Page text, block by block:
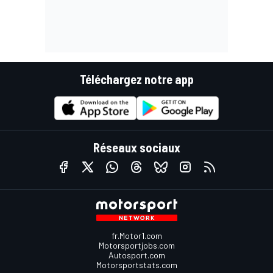
Téléchargez notre app
Réseaux sociaux
fr.Motor1.com
Motorsportjobs.com
Autosport.com
Motorsportstats.com